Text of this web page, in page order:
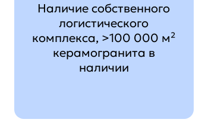
Наличие собственного
логистического
комплекса, >100 000 м²
керамогранита в
наличии